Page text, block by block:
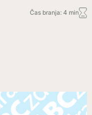
Čas branja: 4 min